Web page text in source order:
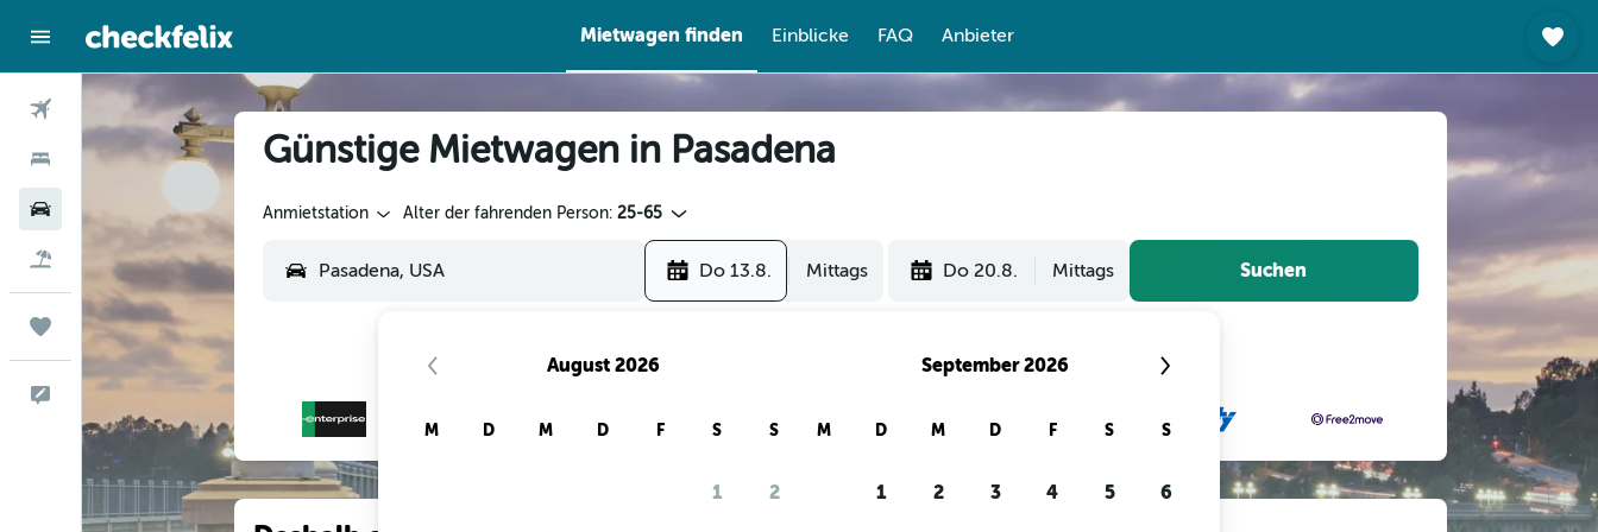
Mietwagen finden Einblicke FAQ Anbieter
Hotels
Mietwagen
Flug+Hotel
Trips
Feedback
Günstige Mietwagen in Pasadena
Anmietstation Alter der fahrenden Person: 25-65
Do 13.8. Mittags Do 20.8. Mittags Suchen
August 2026
M D M D F S S
1 2
September 2026
M D M D F S S
1 2 3 4 5 6